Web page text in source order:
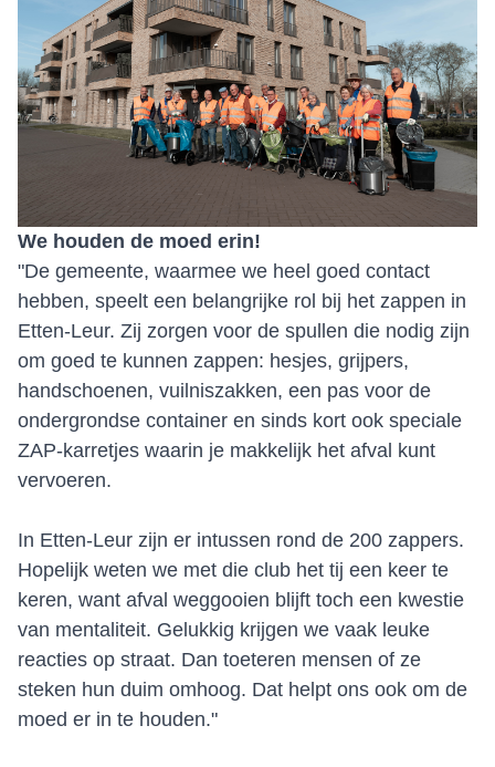
We houden de moed erin!
"De gemeente, waarmee we heel goed contact
hebben, speelt een belangrijke rol bij het zappen in
Etten-Leur. Zij zorgen voor de spullen die nodig zijn
om goed te kunnen zappen: hesjes, grijpers,
handschoenen, vuilniszakken, een pas voor de
ondergrondse container en sinds kort ook speciale
ZAP-karretjes waarin je makkelijk het afval kunt
vervoeren.
In Etten-Leur zijn er intussen rond de 200 zappers.
Hopelijk weten we met die club het tij een keer te
keren, want afval weggooien blijft toch een kwestie
van mentaliteit. Gelukkig krijgen we vaak leuke
reacties op straat. Dan toeteren mensen of ze
steken hun duim omhoog. Dat helpt ons ook om de
moed er in te houden."